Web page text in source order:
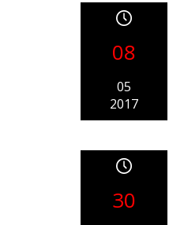
08
05
2017
30